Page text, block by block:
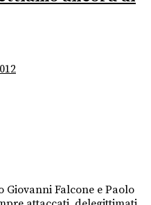
Falcone e Paolo